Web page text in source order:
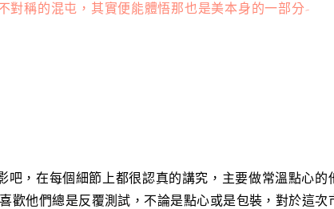
對稱的混屯，其實便能體悟那也是美本身的一部分-
，在每個細節上都很認真的講究，主要做常溫點心的
歡他們總是反覆測試，不論是點心或是包裝，對於這次